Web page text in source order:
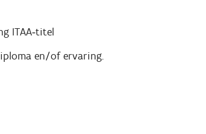
ITAA‑titel
en/of ervaring.